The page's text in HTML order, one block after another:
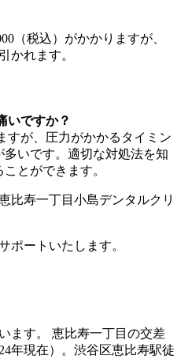
（税込）がかかりますが、
かれます。
いですか？
すが、圧力がかかるタイミン
いです。適切な対処法を知
とができます。
比寿一丁目小島デンタルクリ
ポートいたします。
ます。 恵比寿一丁目の交差
年現在）。渋谷区恵比寿駅徒